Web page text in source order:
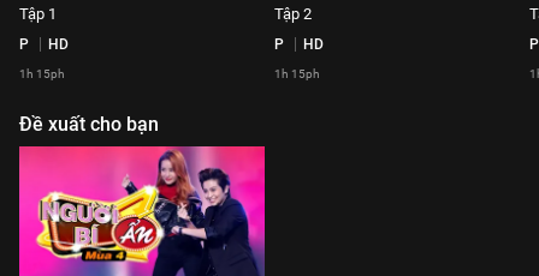
Tập 1
P HD
1h 15ph
Tập 2
P HD
1h 15ph
P
Đề xuất cho bạn